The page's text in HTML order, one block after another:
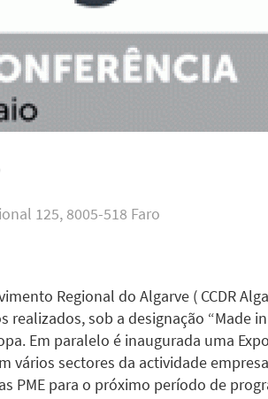
125, 8005-518 Faro
Regional do Algarve ( CCDR
sob a designação “Made
Em paralelo é inaugurada uma
vários sectores da actividade
PME para o próximo período de